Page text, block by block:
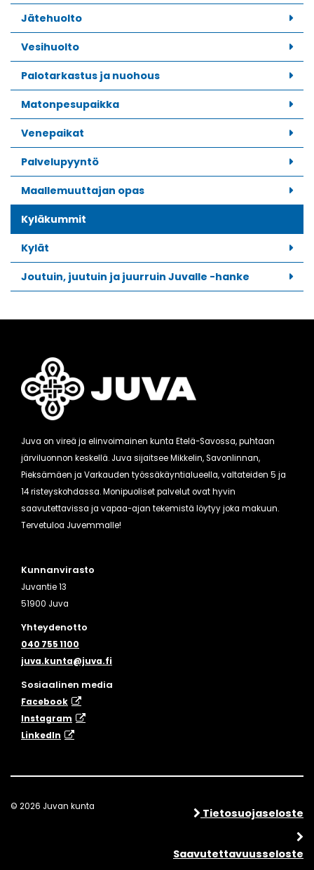
Jätehuolto
Vesihuolto
Palotarkastus ja nuohous
Matonpesupaikka
Venepaikat
Palvelupyyntö
Maallemuuttajan opas
Kyläkummit
Kylät
Joutuin, juutuin ja juurruin Juvalle -hanke
Juva on vireä ja elinvoimainen kunta Etelä-Savossa, puhtaan
järviluonnon keskellä. Juva sijaitsee Mikkelin, Savonlinnan,
Pieksämäen ja Varkauden työssäkäyntialueella, valtateiden 5 ja
14 risteyskohdassa. Monipuoliset palvelut ovat hyvin
saavutettavissa ja vapaa-ajan tekemistä löytyy joka makuun.
Tervetuloa Juvemmalle!
Kunnanvirasto
Juvantie 13
51900 Juva
Yhteydenotto
040 755 1100
juva.kunta@juva.fi
Sosiaalinen media
Facebook
Instagram
​LinkedIn
© 2026 Juvan kunta Tietosuojaseloste
Saavutettavuusseloste